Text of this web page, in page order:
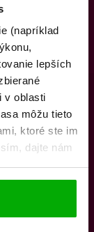
(napríklad
lepších
v oblasti
môžu tieto
ktoré ste im
dajte nám
poriadok